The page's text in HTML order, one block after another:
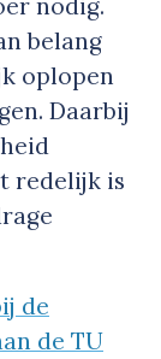
belang
oplopen
Daarbij
redelijk is
de
de TU